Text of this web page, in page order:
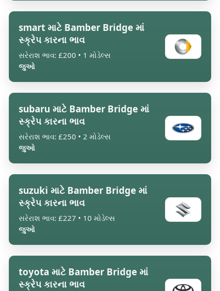
smart માટે Bamber Bridge માં
સ્ક્રેપ કારના ભાવ
સરેરાશ ભાવ: £200 • 1 મોડેલ્સ
જુઓ
subaru માટે Bamber Bridge માં
સ્ક્રેપ કારના ભાવ
સરેરાશ ભાવ: £250 • 2 મોડેલ્સ
જુઓ
suzuki માટે Bamber Bridge માં
સ્ક્રેપ કારના ભાવ
સરેરાશ ભાવ: £227 • 10 મોડેલ્સ
જુઓ
toyota માટે Bamber Bridge માં
સ્ક્રેપ કારના ભાવ